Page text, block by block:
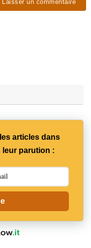
articles dans
leur parution :